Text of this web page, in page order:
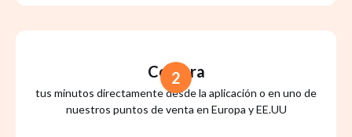
Compra
tus minutos directamente desde la aplicación o en uno de
nuestros puntos de venta en Europa y EE.UU
2